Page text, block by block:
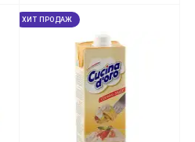
ХИТ ПРОДАЖ